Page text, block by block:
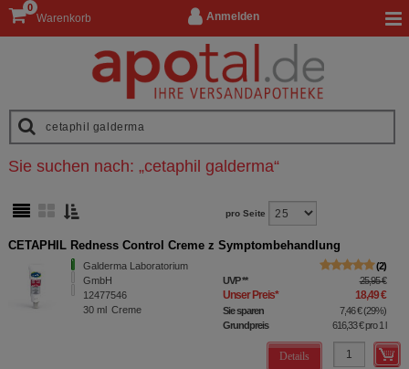
Anmelden
Warenkorb
0
Sie suchen nach: „cetaphil galderma“
pro Seite
CETAPHIL Redness Control Creme z Symptombehandlung
Galderma Laboratorium
GmbH
12477546
30 ml Creme
2
UVP** 25,95 €
Unser Preis* 18,49 €
Sie sparen 7,46 €(29%)
Grundpreis
616,33 €pro 1 l
Details